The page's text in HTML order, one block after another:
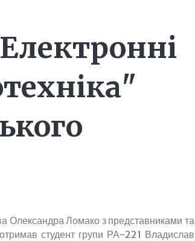
Олександра Ломако з представниками та
студент групи РА-221 Владислав